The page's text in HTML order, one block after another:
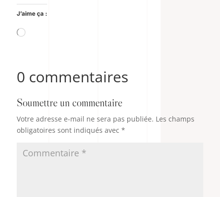
J’aime ça :
Chargement…
0 commentaires
Soumettre un commentaire
Votre adresse e-mail ne sera pas publiée. Les champs
obligatoires sont indiqués avec *